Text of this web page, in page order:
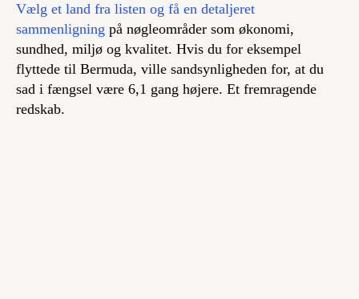
Vælg et land fra listen og få en detaljeret
sammenligning på nøgleområder som økonomi,
sundhed, miljø og kvalitet. Hvis du for eksempel
flyttede til Bermuda, ville sandsynligheden for, at du
sad i fængsel være 6,1 gang højere. Et fremragende
redskab.